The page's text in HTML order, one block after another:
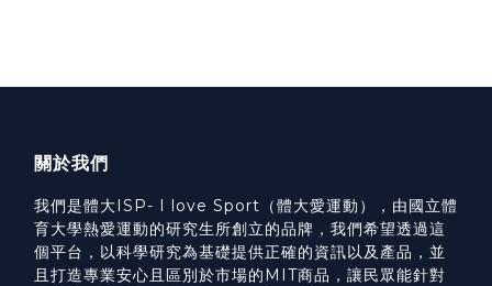
關於我們
我們是體大ISP- I love Sport（體大愛運動），由國立體
育大學熱愛運動的研究生所創立的品牌，我們希望透過這
個平台，以科學研究為基礎提供正確的資訊以及產品，並
且打造專業安心且區別於市場的MIT商品，讓民眾能針對